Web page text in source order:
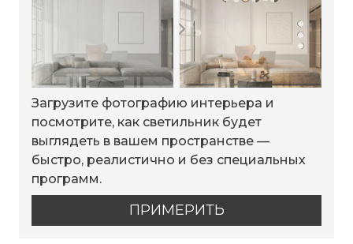
Загрузите фотографию интерьера и
посмотрите, как светильник будет
выглядеть в вашем пространстве —
быстро, реалистично и без специальных
программ.
ПРИМЕРИТЬ